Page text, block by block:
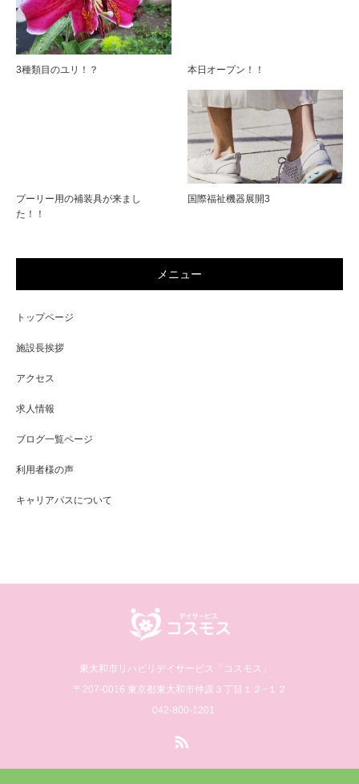
3種類目のユリ！？ 本日オープン！！
プーリー用の補装具が来まし
た！！
国際福祉機器展開3
メニュー
トップページ
施設長挨拶
アクセス
求人情報
ブログ一覧ページ
利用者様の声
キャリアパスについて
東大和市リハビリデイサービス「コスモス」
〒207-0016 東京都東大和市仲原３丁目１２−１２
042-800-1201